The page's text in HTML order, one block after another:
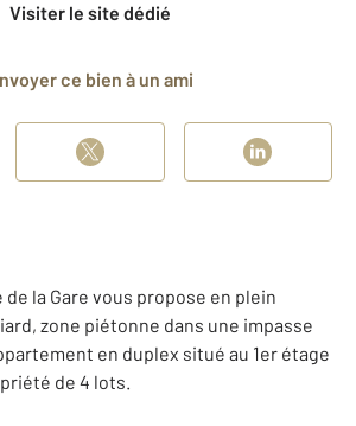
Visiter le site dédié
ce bien à un ami
de la Gare vous propose en plein
zone piétonne dans une impasse
en duplex situé au 1er étage
de 4 lots.